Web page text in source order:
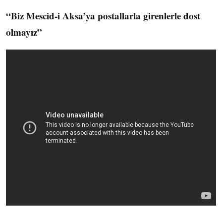
“Biz Mescid-i Aksa’ya postallarla girenlerle dost
olmayız”